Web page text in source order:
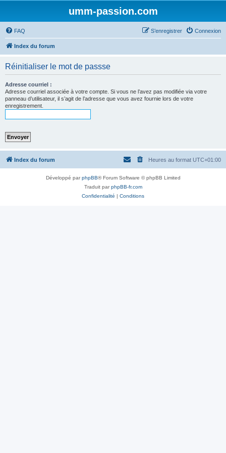
umm-passion.com
FAQ Connexion
S’enregistrer
Index du forum
Réinitialiser le mot de passse
Adresse courriel :
Adresse courriel associée à votre compte. Si vous ne l’avez pas modifiée via votre
panneau d’utilisateur, il s’agit de l’adresse que vous avez fournie lors de votre
enregistrement.
Index du forum Heures au format UTC+01:00
Développé parphpBB® Forum Software © phpBB Limited
Traduit parphpBB-fr.com
Confidentialité | Conditions